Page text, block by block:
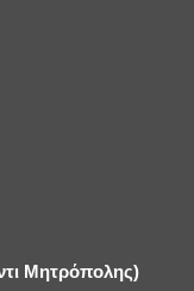
Μητρόπολης)